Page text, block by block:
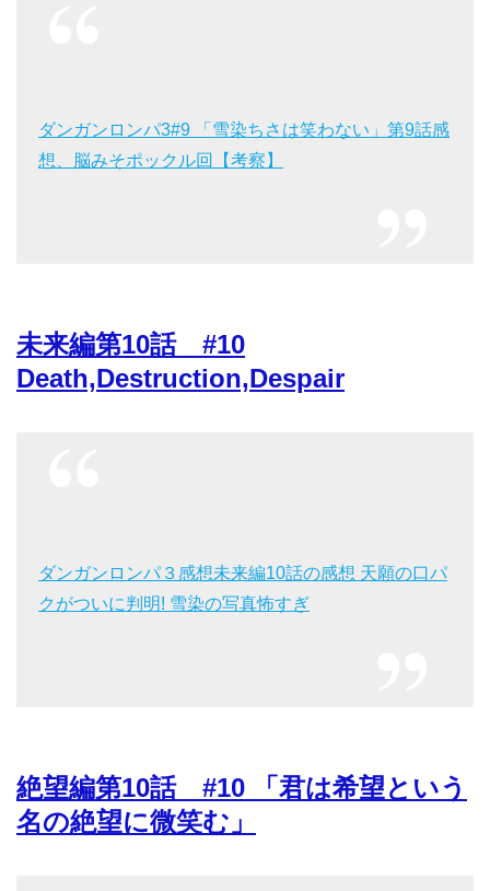
ダンガンロンパ3#9 「雪染ちさは笑わない」第9話感
想、脳みそポックル回【考察】
未来編第10話 #10
Death,Destruction,Despair
ダンガンロンパ３感想未来編10話の感想 天願の口パ
クがついに判明! 雪染の写真怖すぎ
絶望編第10話 #10 「君は希望という
名の絶望に微笑む」